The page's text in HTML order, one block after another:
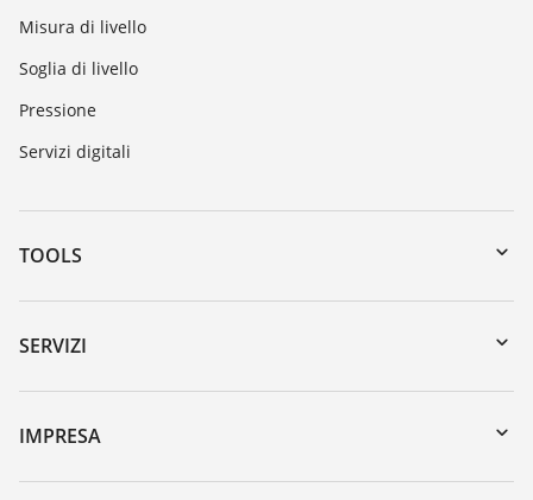
Misura di livello
Soglia di livello
Pressione
Servizi digitali
TOOLS
Downloads
Ricerca numero di serie
DTM Collection/PACTware
SERVIZI
Reso apparecchio
Seminari
IMPRESA
VEGA, l'azienda